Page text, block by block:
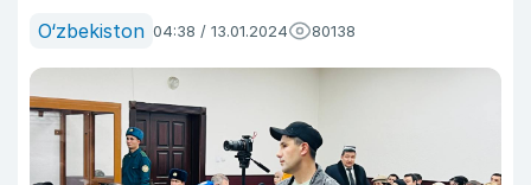
O‘zbekiston 04:38 / 13.01.2024 80138